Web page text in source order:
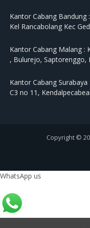
Kantor Cabang Bandung :
Kel Rancabolang Kec
Kantor Cabang Malang :
, Bulurejo, Saptorenggo,
Kantor Cabang Surabaya :
C3 no 11,
Copyright ©
WhatsApp us